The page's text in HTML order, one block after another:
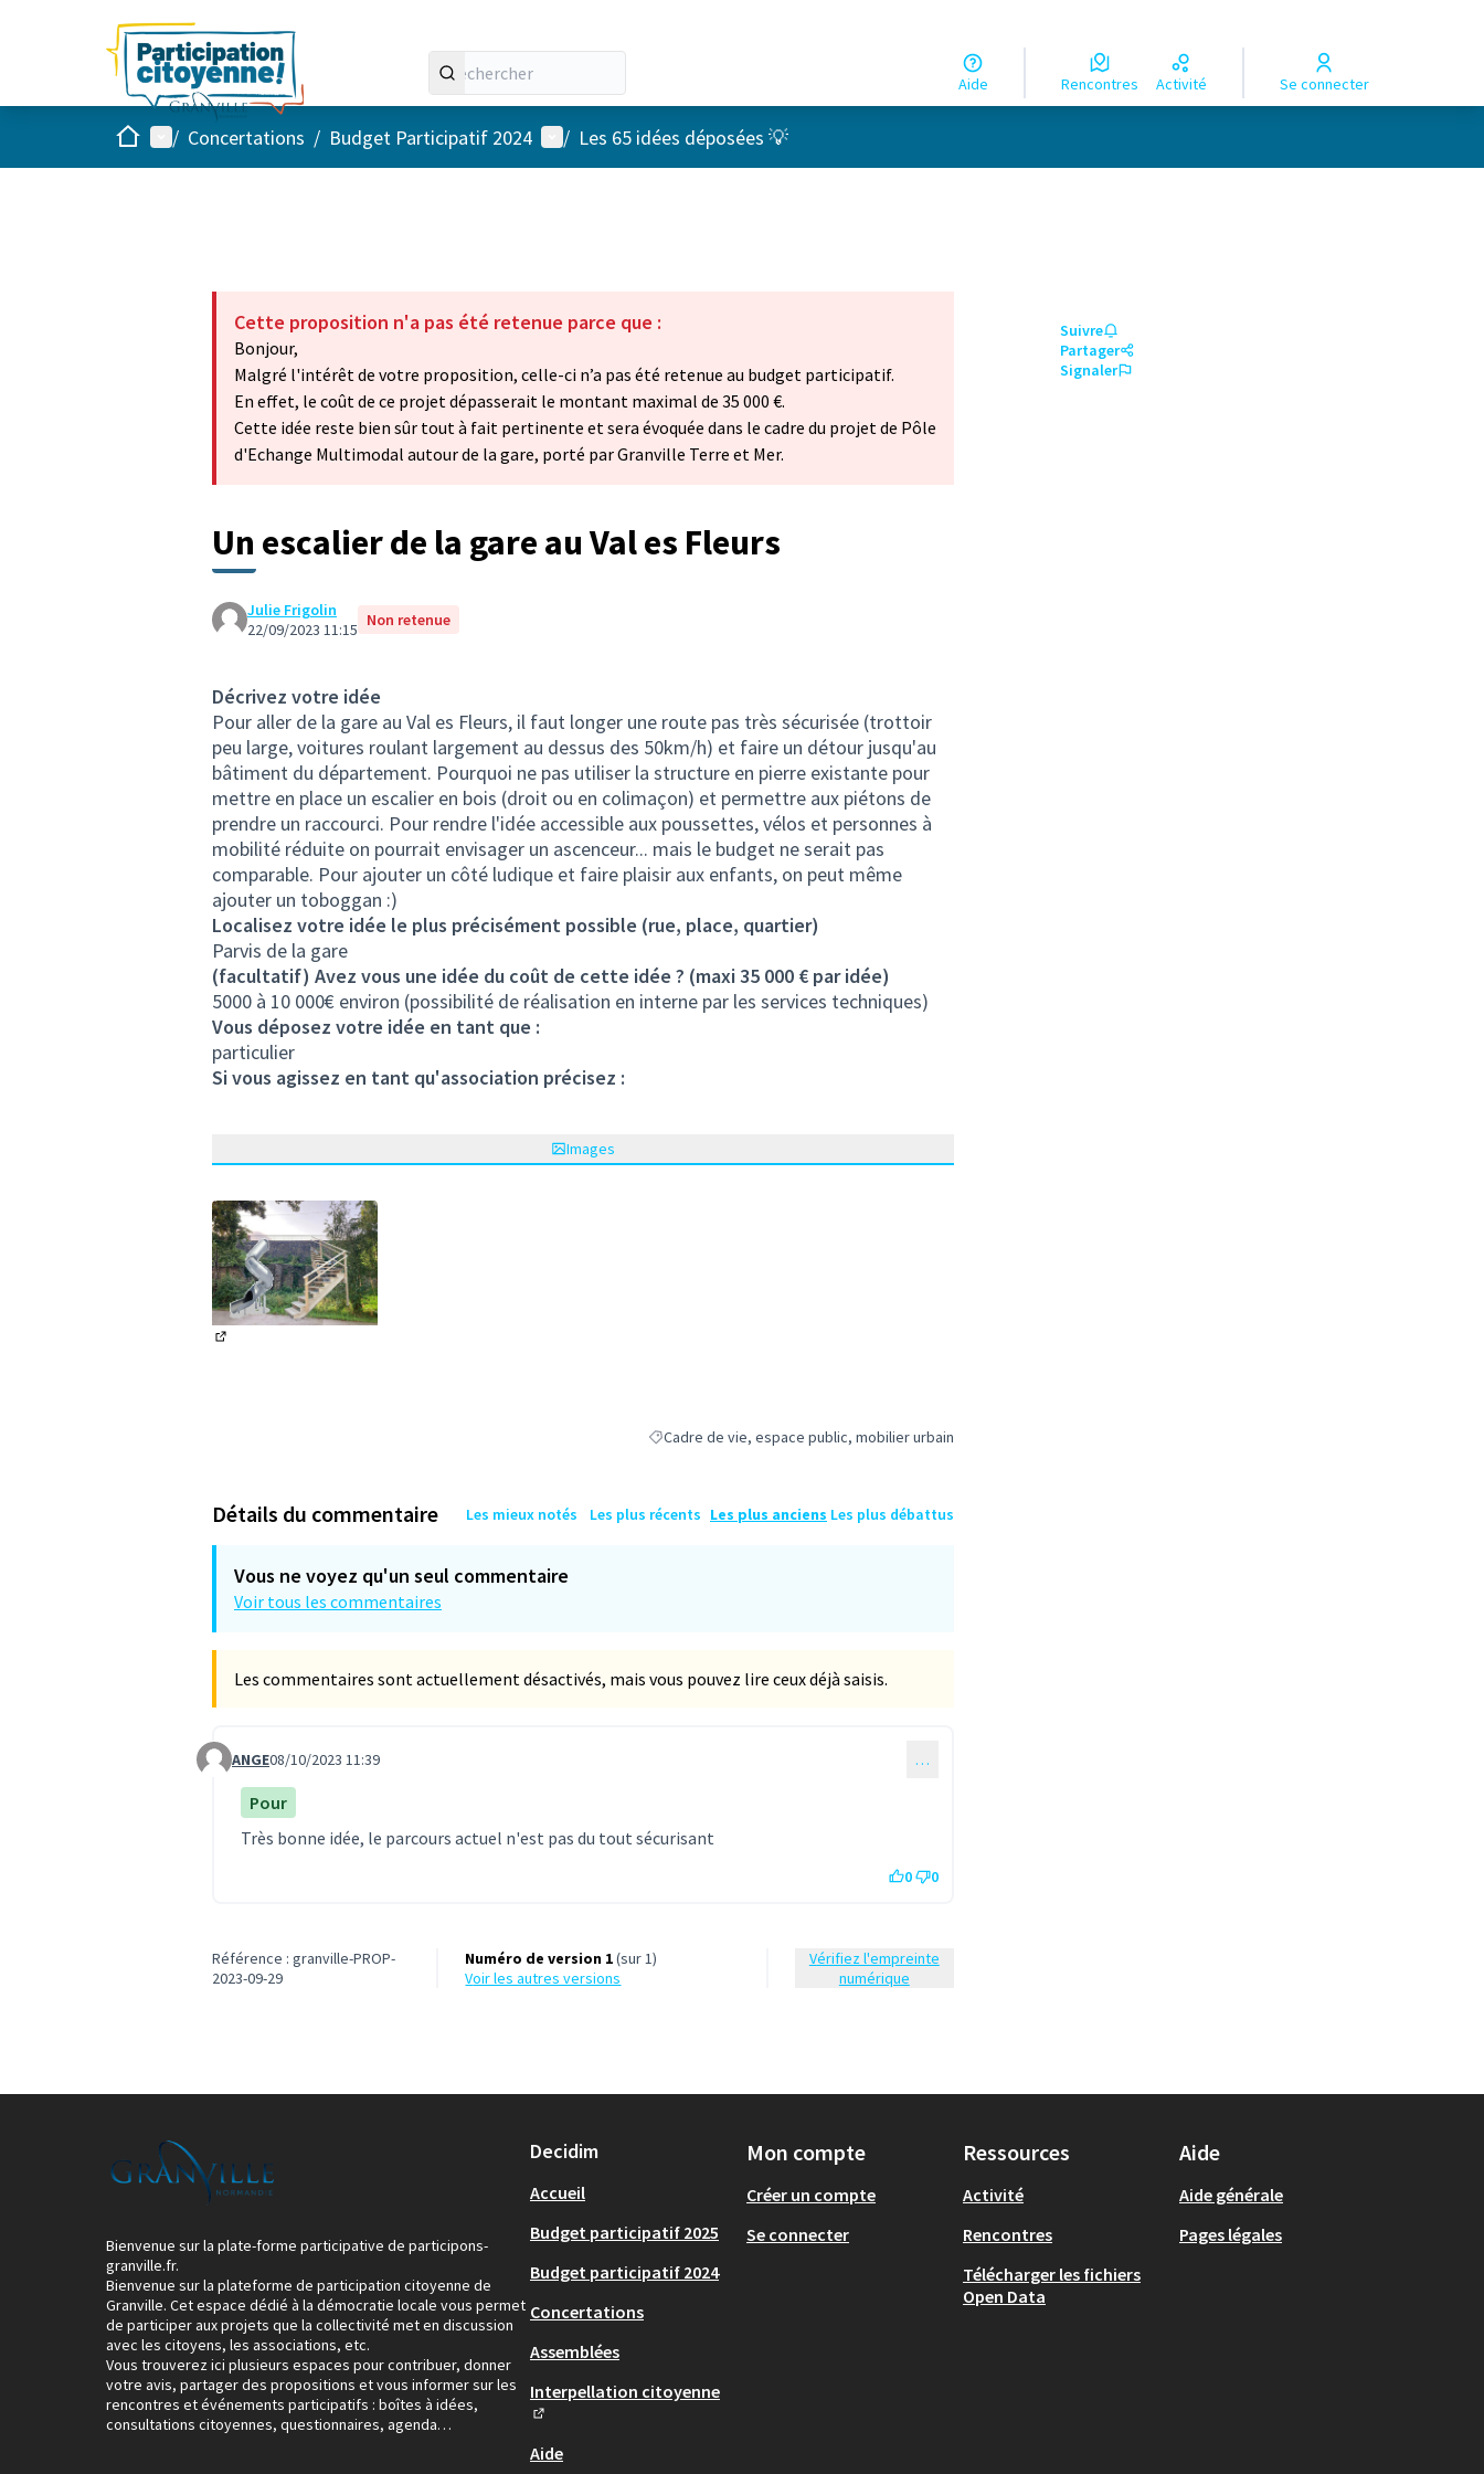
Aide Rencontres Activité Se connecter
AccueilMenu principal
/ Concertations / Budget Participatif 2024 Menu utilisateur
/ Les 65 idées déposées 💡
Cette proposition n'a pas été retenue parce que :
Bonjour,
Malgré l'intérêt de votre proposition, celle-ci n’a pas été retenue au budget participatif.
En effet, le coût de ce projet dépasserait le montant maximal de 35 000 €.
Cette idée reste bien sûr tout à fait pertinente et sera évoquée dans le cadre du projet de Pôle
d'Echange Multimodal autour de la gare, porté par Granville Terre et Mer.
Un escalier de la gare au Val es Fleurs
Julie Frigolin
22/09/2023 11:15 Non retenue
Décrivez votre idée
Pour aller de la gare au Val es Fleurs, il faut longer une route pas très sécurisée (trottoir
peu large, voitures roulant largement au dessus des 50km/h) et faire un détour jusqu'au
bâtiment du département. Pourquoi ne pas utiliser la structure en pierre existante pour
mettre en place un escalier en bois (droit ou en colimaçon) et permettre aux piétons de
prendre un raccourci. Pour rendre l'idée accessible aux poussettes, vélos et personnes à
mobilité réduite on pourrait envisager un ascenceur... mais le budget ne serait pas
comparable. Pour ajouter un côté ludique et faire plaisir aux enfants, on peut même
ajouter un toboggan :)
Localisez votre idée le plus précisément possible (rue, place, quartier)
Parvis de la gare
(facultatif) Avez vous une idée du coût de cette idée ? (maxi 35 000 € par idée)
5000 à 10 000€ environ (possibilité de réalisation en interne par les services techniques)
Vous déposez votre idée en tant que :
particulier
Si vous agissez en tant qu'association précisez :
Images
Filtrer les résultats de la catégorie : Cadre de vie, espace public, mobilier urbain
Cadre de vie, espace public, mobilier urbain
Suivre
Partager
Signaler
Détails du commentaire Les mieux notés Les plus récents Les plus anciens Les plus débattus
Vous ne voyez qu'un seul commentaire
Voir tous les commentaires
Les commentaires sont actuellement désactivés, mais vous pouvez lire ceux déjà saisis.
Commentaire 25
ANGE08/10/2023 11:39 …
Pour
Très bonne idée, le parcours actuel n'est pas du tout sécurisant
0 0
Référence : granville-PROP-
2023-09-29
Numéro de version 1(sur 1)
voir les autres versions
Vérifiez l'empreinte
numérique
Bienvenue sur la plate-forme participative de participons-
granville.fr.
Bienvenue sur la plateforme de participation citoyenne de
Granville. Cet espace dédié à la démocratie locale vous permet
de participer aux projets que la collectivité met en discussion
avec les citoyens, les associations, etc.
Vous trouverez ici plusieurs espaces pour contribuer, donner
votre avis, partager des propositions et vous informer sur les
rencontres et événements participatifs : boîtes à idées,
consultations citoyennes, questionnaires, agenda…
Decidim
Accueil
Budget participatif 2025
Budget participatif 2024
Concertations
Assemblées
Interpellation citoyenne
Aide
Mon compte
Créer un compte
Se connecter
Ressources
Activité
Rencontres
Télécharger les fichiers
Open Data
Aide
Aide générale
Pages légales